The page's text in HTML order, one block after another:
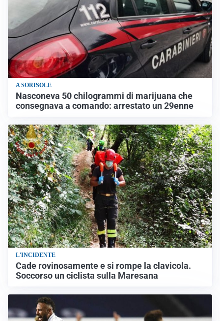
A SORISOLE
Nasconeva 50 chilogrammi di marijuana che
consegnava a comando: arrestato un 29enne
L'INCIDENTE
Cade rovinosamente e si rompe la clavicola.
Soccorso un ciclista sulla Maresana